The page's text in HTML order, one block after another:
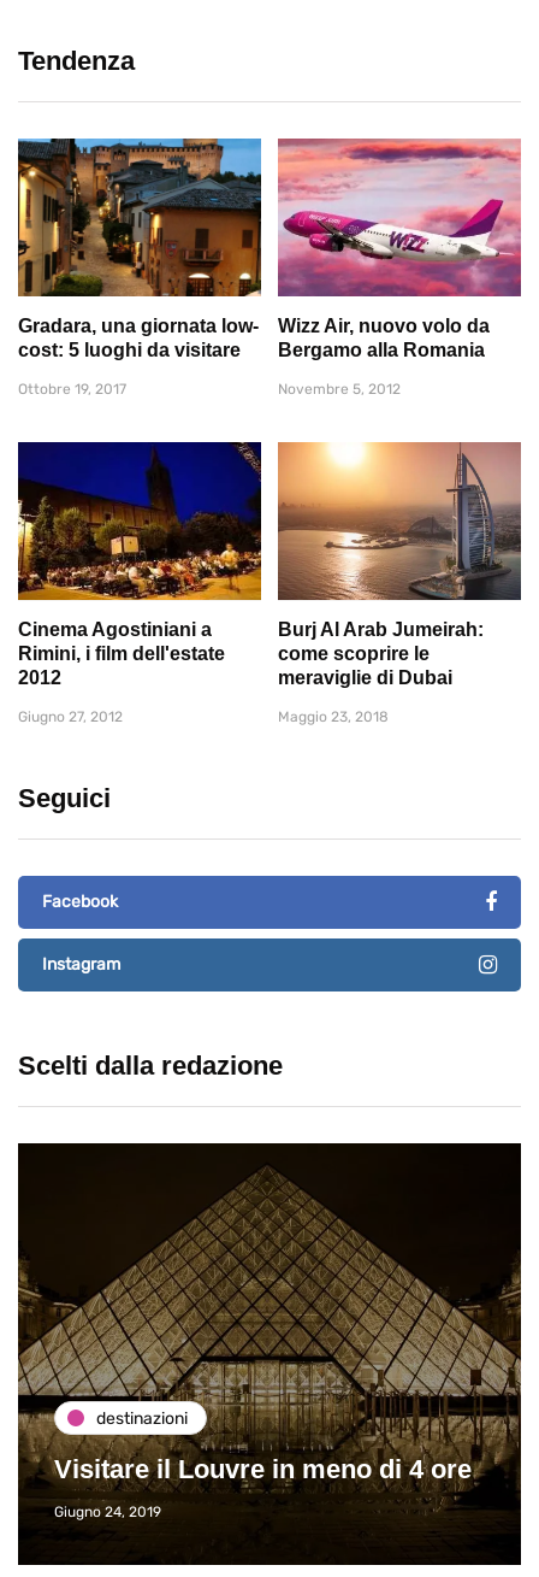
Tendenza
Gradara, una giornata low-
cost: 5 luoghi da visitare
Ottobre 19, 2017
Wizz Air, nuovo volo da
Bergamo alla Romania
Novembre 5, 2012
Cinema Agostiniani a
Rimini, i film dell'estate
2012
Giugno 27, 2012
Burj Al Arab Jumeirah:
come scoprire le
meraviglie di Dubai
Maggio 23, 2018
Seguici
Facebook
Instagram
Scelti dalla redazione
destinazioni
Visitare il Louvre in meno di 4 ore
Giugno 24, 2019